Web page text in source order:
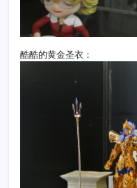
酷酷的黄金圣衣：